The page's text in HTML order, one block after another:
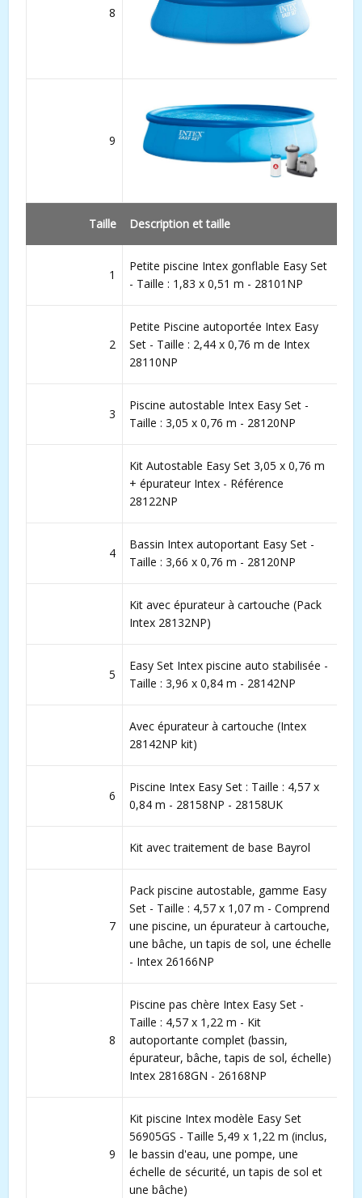
8
9
Taille Description et taille
1
Petite piscine Intex gonflable Easy Set
- Taille : 1,83 x 0,51 m - 28101NP
2
Petite Piscine autoportée Intex Easy
Set - Taille : 2,44 x 0,76 m de Intex
28110NP
3
Piscine autostable Intex Easy Set -
Taille : 3,05 x 0,76 m - 28120NP
Kit Autostable Easy Set 3,05 x 0,76 m
+ épurateur Intex - Référence
28122NP
4
Bassin Intex autoportant Easy Set -
Taille : 3,66 x 0,76 m - 28120NP
Kit avec épurateur à cartouche (Pack
Intex 28132NP)
5
Easy Set Intex piscine auto stabilisée -
Taille : 3,96 x 0,84 m - 28142NP
Avec épurateur à cartouche (Intex
28142NP kit)
6
Piscine Intex Easy Set : Taille : 4,57 x
0,84 m - 28158NP - 28158UK
Kit avec traitement de base Bayrol
7
Pack piscine autostable, gamme Easy
Set - Taille : 4,57 x 1,07 m - Comprend
une piscine, un épurateur à cartouche,
une bâche, un tapis de sol, une échelle
- Intex 26166NP
8
Piscine pas chère Intex Easy Set -
Taille : 4,57 x 1,22 m - Kit
autoportante complet (bassin,
épurateur, bâche, tapis de sol, échelle)
Intex 28168GN - 26168NP
9
Kit piscine Intex modèle Easy Set
56905GS - Taille 5,49 x 1,22 m (inclus,
le bassin d'eau, une pompe, une
échelle de sécurité, un tapis de sol et
une bâche)